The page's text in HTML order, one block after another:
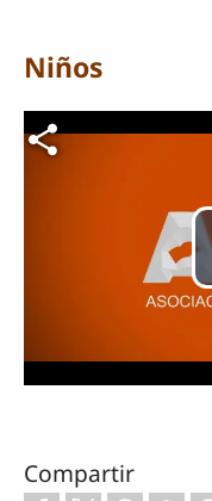
Archivo de vídeo
Niños
Compartir